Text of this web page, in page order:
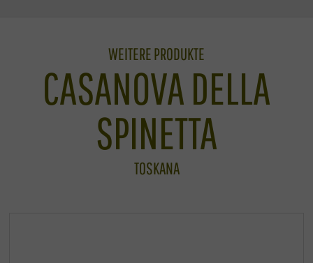
WEITERE PRODUKTE
CASANOVA DELLA
SPINETTA
TOSKANA